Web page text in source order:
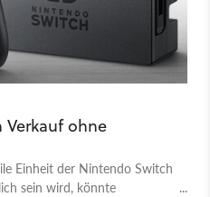
ohne
Einheit der Nintendo Switch
sein wird, könnte